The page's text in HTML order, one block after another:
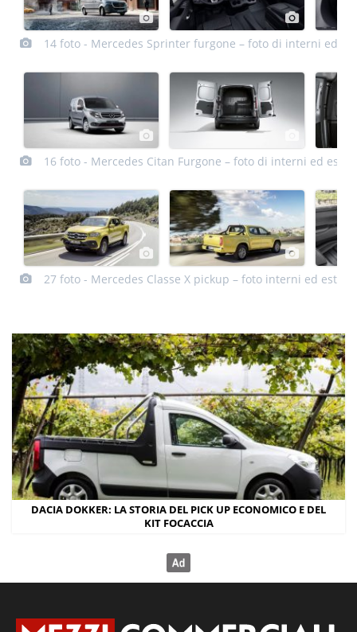
14 foto - Mercedes Sprinter furgone – foto di interni ed
16 foto - Mercedes Citan Furgone – foto di interni ed
27 foto - Mercedes Classe X pickup – foto interni ed
DACIA DOKKER: LA STORIA DEL PICK UP ECONOMICO E DEL
KIT FOCACCIA